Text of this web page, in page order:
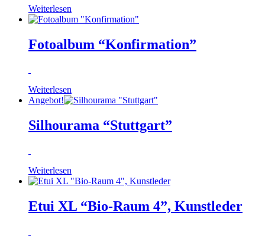
Weiterlesen
Fotoalbum “Konfirmation”
Weiterlesen
Angebot!
Silhourama “Stuttgart”
Weiterlesen
Etui XL “Bio-Raum 4”, Kunstleder